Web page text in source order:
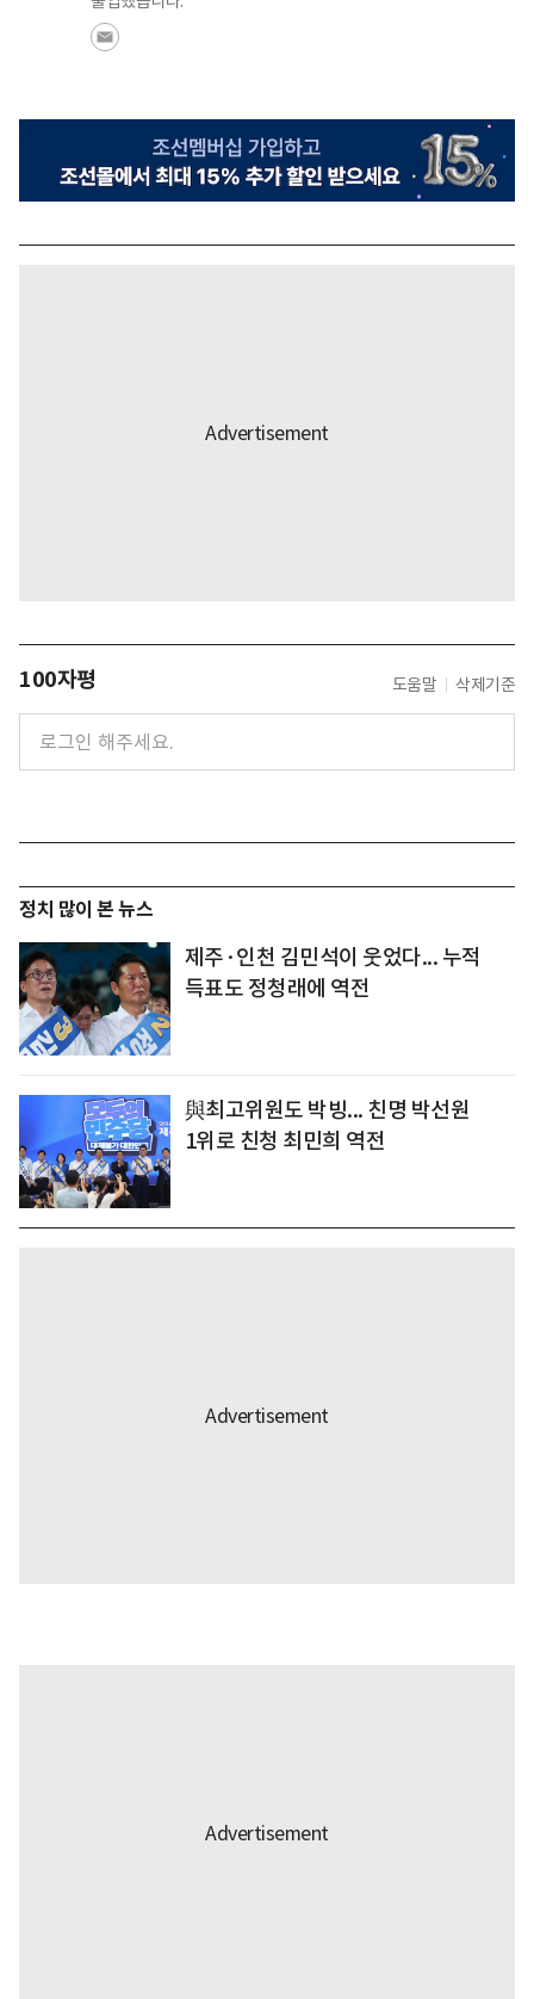
100자평 도움말 삭제기준
정치 많이 본 뉴스
제주·인천 김민석이 웃었다... 누적
득표도 정청래에 역전
與최고위원도 박빙... 친명 박선원
1위로 친청 최민희 역전